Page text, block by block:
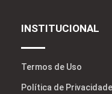
INSTITUCIONAL
Termos de Uso
Política de Privacidade